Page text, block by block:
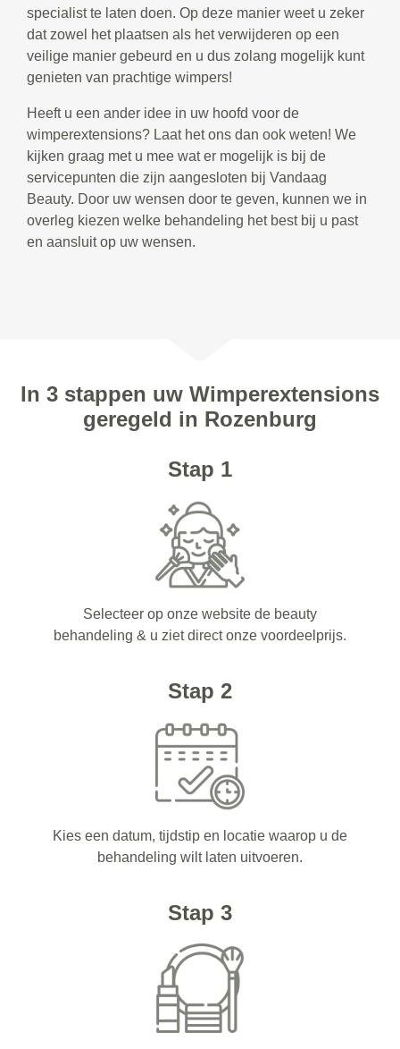
specialist te laten doen. Op deze manier weet u zeker
dat zowel het plaatsen als het verwijderen op een
veilige manier gebeurd en u dus zolang mogelijk kunt
genieten van prachtige wimpers!
Heeft u een ander idee in uw hoofd voor de
wimperextensions? Laat het ons dan ook weten! We
kijken graag met u mee wat er mogelijk is bij de
servicepunten die zijn aangesloten bij Vandaag
Beauty. Door uw wensen door te geven, kunnen we in
overleg kiezen welke behandeling het best bij u past
en aansluit op uw wensen.
In 3 stappen uw Wimperextensions
geregeld in Rozenburg
Stap 1
Selecteer op onze website de beauty
behandeling & u ziet direct onze voordeelprijs.
Stap 2
Kies een datum, tijdstip en locatie waarop u de
behandeling wilt laten uitvoeren.
Stap 3